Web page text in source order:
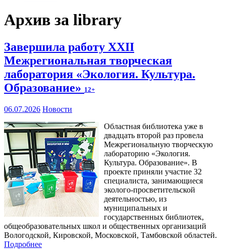
Архив за library
Завершила работу XXII
Межрегиональная творческая
лаборатория «Экология. Культура.
Образование» 12+
06.07.2026 Новости
Областная библиотека уже в
двадцать второй раз провела
Межрегиональную творческую
лабораторию «Экология.
Культура. Образование». В
проекте приняли участие 32
специалиста, занимающиеся
эколого-просветительской
деятельностью, из
муниципальных и
государственных библиотек,
общеобразовательных школ и общественных организаций
Вологодской, Кировской, Московской, Тамбовской областей.
Подробнее